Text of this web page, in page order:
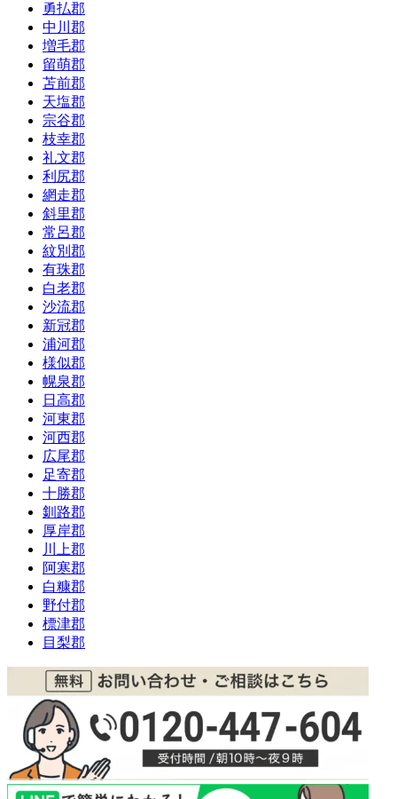
勇払郡
中川郡
増毛郡
留萌郡
苫前郡
天塩郡
宗谷郡
枝幸郡
礼文郡
利尻郡
網走郡
斜里郡
常呂郡
紋別郡
有珠郡
白老郡
沙流郡
新冠郡
浦河郡
様似郡
幌泉郡
日高郡
河東郡
河西郡
広尾郡
足寄郡
十勝郡
釧路郡
厚岸郡
川上郡
阿寒郡
白糠郡
野付郡
標津郡
目梨郡